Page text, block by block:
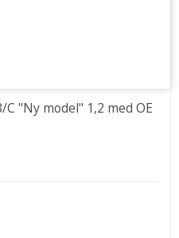
"Ny model" 1,2 med OE